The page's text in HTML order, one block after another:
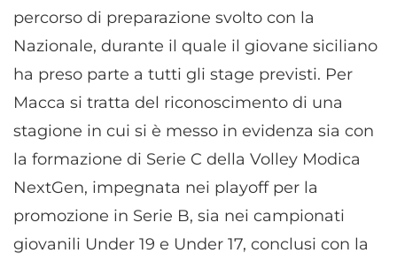
percorso di preparazione svolto con la
Nazionale, durante il quale il giovane siciliano
ha preso parte a tutti gli stage previsti. Per
Macca si tratta del riconoscimento di una
stagione in cui si è messo in evidenza sia con
la formazione di Serie C della Volley Modica
NextGen, impegnata nei playoff per la
promozione in Serie B, sia nei campionati
giovanili Under 19 e Under 17, conclusi con la